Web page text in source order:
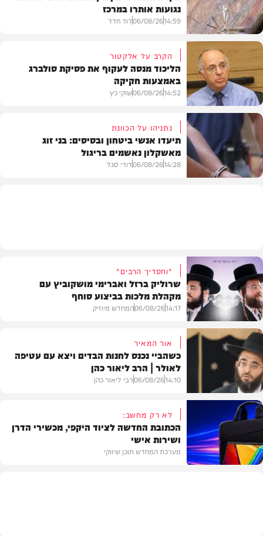
בריאות
נגועות אותרו במרכז
14:59
06/08/26דוד חדד
פוליטי
הקרב על אלקטור
הליכוד מנסה לעקוף את פסיקת סולברג
באמצעות חקיקה
14:52
06/08/26שוקי כץ
נתניהו על הכוונת
תיעדו אנשי ביטחון ובסיסים: בני זוג
מאשקלון נאשמים בריגול
14:28
06/08/26דודי סגל
סינגלים
"וחסדיך הרבים"
שרוליק ברזל ואברימי מושקוביץ עם
מקהלת מלכות בביצוע סוחף
14:17
06/08/26המחדש מיוזיק
וידאו
אור המאיר
כשהביי נכנס לחנות הבדים ויצא עם עטיפה
לאולר | הרב ליאור כהן
14:10
06/08/26רבי ליאור כהן
לא רק מחשב:
הכתובת החדשה לציוד היקפי, מכשירי הדרן
ושירות אישי
מערכת המחדש תוכן שיווקי